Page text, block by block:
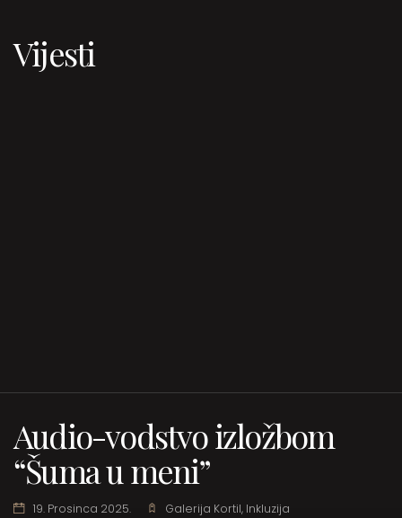
Vijesti
Audio-vodstvo izložbom
“Šuma u meni”
19. Prosinca 2025. Galerija Kortil, Inkluzija